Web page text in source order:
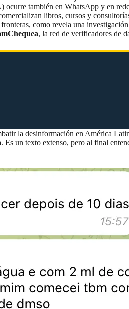
también en WhatsApp y en
libros, cursos y
como revela una
, la red de verificadores de
la desinformación en América
un texto extenso, pero al final